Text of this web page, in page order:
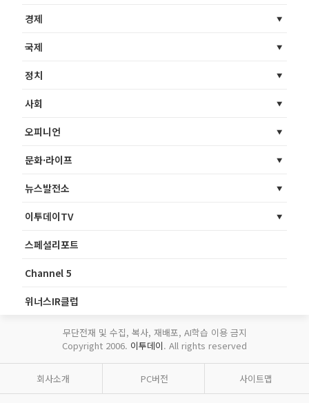
경제
국제
정치
사회
오피니언
문화·라이프
뉴스발전소
이투데이TV
스페셜리포트
Channel 5
위너스IR클럽
무단전재 및 수집, 복사, 재배포, AI학습 이용 금지
Copyright 2006. 이투데이. All rights reserved
회사소개 PC버전 사이트맵